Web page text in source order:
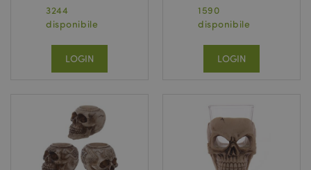
3244
disponibile
LOGIN
1590
disponibile
LOGIN